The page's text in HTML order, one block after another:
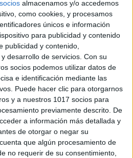
socios almacenamos y/o accedemos
como cookies, y procesamos
únicos e información
para publicidad y contenido
publicidad y contenido,
desarrollo de servicios. Con su
socios podemos utilizar datos de
e identificación mediante las
Puede hacer clic para otorgarnos
y a nuestros 1017 socios para
previamente descrito. De
a información más detallada y
de otorgar o negar su
que algún procesamiento de
no requerir de su consentimiento,
un pequeño crucinúmero
los vecinos del número
una casita de los
poner algunos de los
(ejemplo del 6: 4 y 2) En esta
todos los amigos, no es
usar la parte trasera de la
todos los amigos que faltan.